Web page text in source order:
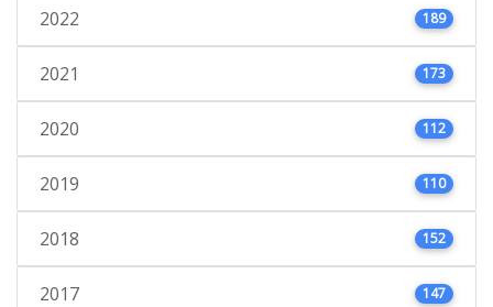
2022 189
2021 173
2020 112
2019 110
2018 152
2017 147